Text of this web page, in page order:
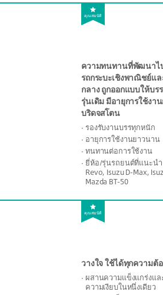
คุณสมบัติ
ความทนทานที่พัฒนาไ
รถกระบะเชิงพาณิชย์แ
กลาง ถูกออกแบบให้บ
รุ่นเดิม มีอายุการใช้งา
บริดจสโตน
รองรับงานบรรทุกหนัก
อายุการใช้งานยาวนาน
ทนทานต่อการใช้งาน
ยี่ห้อ/รุ่นรถยนต์ที่แนะนำ
Revo, Isuzu D-Max,
Mazda BT-50
คุณสมบัติ
วางใจ ใช้ได้ทุกความต้
ผสานความแข็งแกร่งแ
ความเงียบในหนึ่งเดียว